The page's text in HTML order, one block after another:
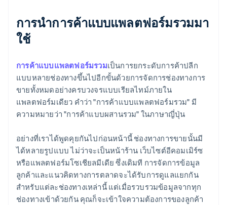
การนำการค้าแบบแพลตฟอร์มรวมมา
ใช้
การค้าแบบแพลตฟอร์มรวมเป็นการยกระดับการค้าปลีก
แบบหลายช่องทางขึ้นไปอีกขั้นด้วยการจัดการช่องทางการ
ขายทั้งหมดอย่างครบวงจรแบบเรียลไทม์ภายใน
แพลตฟอร์มเดียว คำว่า "การค้าแบบแพลตฟอร์มรวม" มี
ความหมายว่า "การค้าแบบผสานรวม" ในภาษาญี่ปุ่น
อย่างที่เราได้พูดคุยกันไปก่อนหน้านี้ ช่องทางการขายนั้นมี
ได้หลายรูปแบบ ไม่ว่าจะเป็นหน้าร้าน เว็บไซต์อีคอมเมิร์ซ
หรือแพลตฟอร์มโซเชียลมีเดีย ซึ่งเดิมที การจัดการข้อมูล
ลูกค้าและแนวคิดทางการตลาดจะได้รับการดูแลแยกกัน
สำหรับแต่ละช่องทางเหล่านี้ แต่เมื่อรวบรวมข้อมูลจากทุก
ช่องทางเข้าด้วยกัน คุณก็จะเข้าใจความต้องการของลูกค้า